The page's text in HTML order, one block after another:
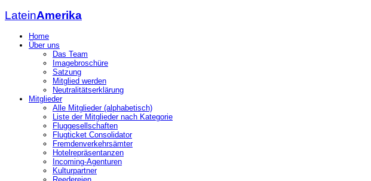
LateinAmerika
Home
Über uns
Das Team
Imagebroschüre
Satzung
Mitglied werden
Neutralitätserklärung
Mitglieder
Alle Mitglieder (alphabetisch)
Liste der Mitglieder nach Kategorie
Fluggesellschaften
Flugticket Consolidator
Fremdenverkehrsämter
Hotelrepräsentanzen
Incoming-Agenturen
Kulturpartner